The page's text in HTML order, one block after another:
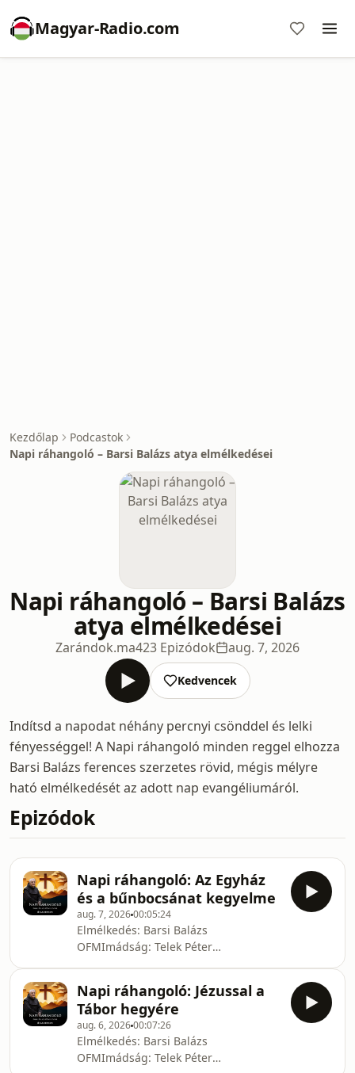
Magyar-Radio.com
Kezdőlap
Podcastok
Napi ráhangoló – Barsi Balázs atya elmélkedései
Napi ráhangoló – Barsi Balázs
atya elmélkedései
Zarándok.ma423 Epizódok aug. 7, 2026
Kedvencek
Indítsd a napodat néhány percnyi csönddel és lelki
fényességgel! A Napi ráhangoló minden reggel elhozza
Barsi Balázs ferences szerzetes rövid, mégis mélyre
ható elmélkedését az adott nap evangéliumáról.
Epizódok
Napi ráhangoló: Az Egyház
és a bűnbocsánat kegyelme
aug. 7, 202600:05:24
Elmélkedés: Barsi Balázs
OFMImádság: Telek Péter
AndrásFőszerkesztő: Harasztovics
ArnoldKészült Barsi Balázs – Telek
Péter-Pál: Új Magasság és Mélység c.
könyve alapján.© Barsi Balázs, Telek
Péter Pál, Zarándok.maKészítette a
Napi ráhangoló: Jézussal a
Tábor hegyére
aug. 6, 202600:07:26
Elmélkedés: Barsi Balázs
OFMImádság: Telek Péter